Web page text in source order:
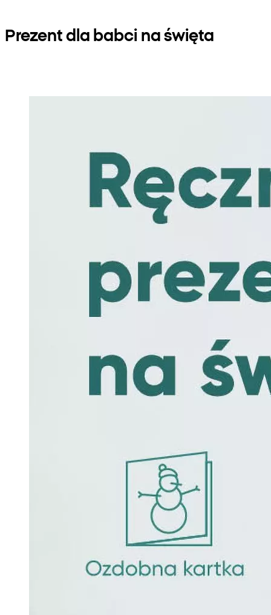
Prezent dla babci na święta